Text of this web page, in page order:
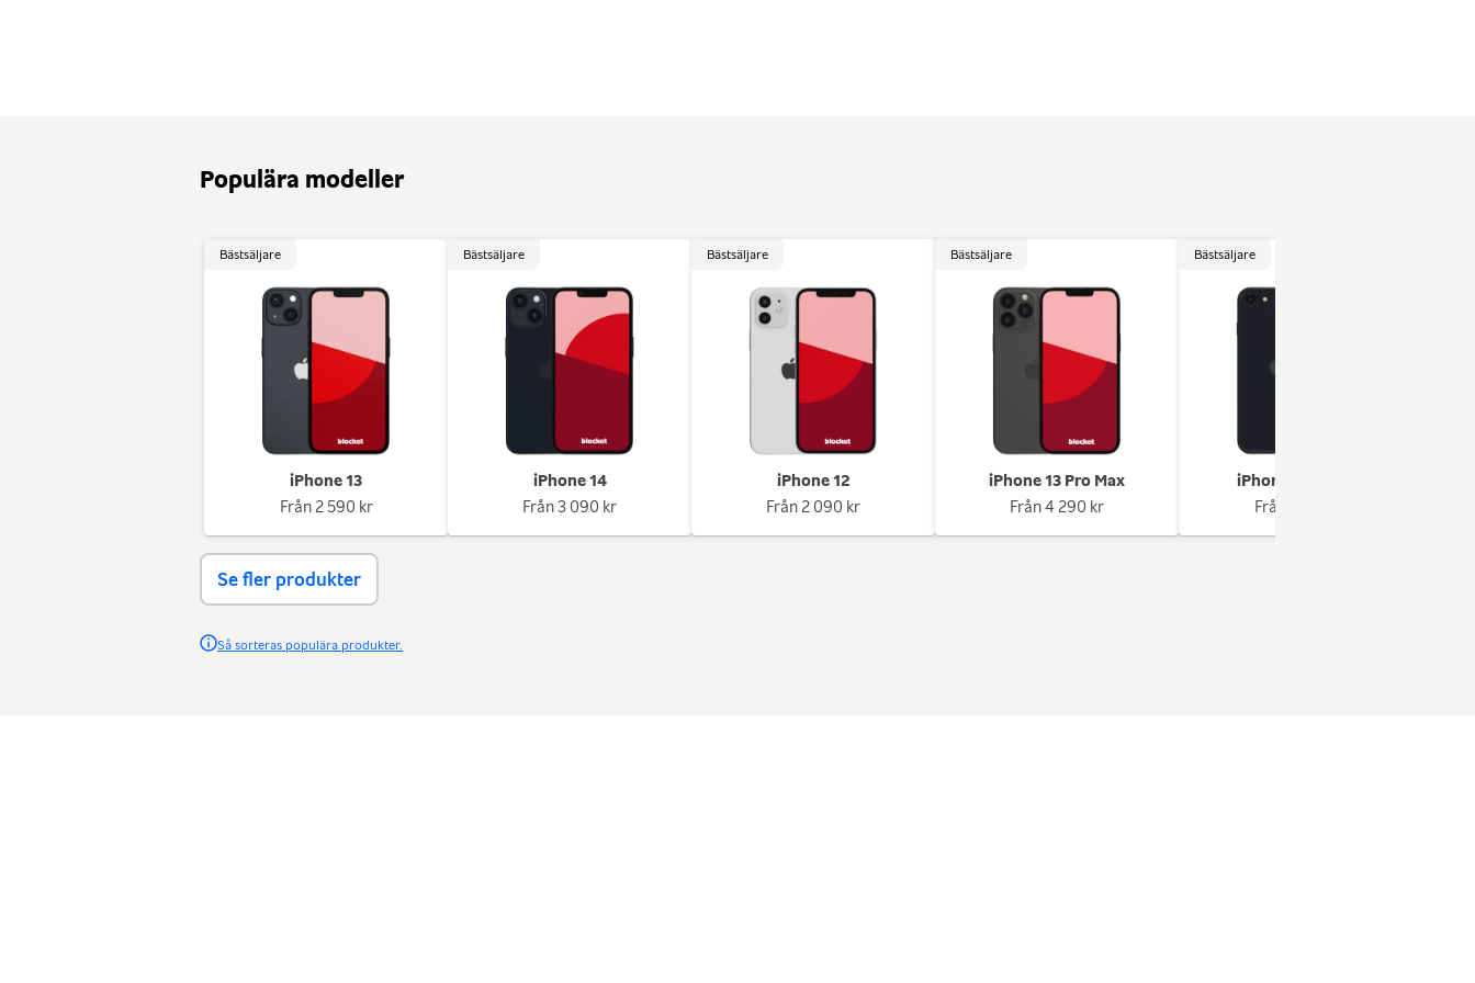
Populära modeller
Bästsäljare
iPhone 13
Från 2 590 kr
Bästsäljare
iPhone 14
Från3 090 kr
Bästsäljare
iPhone 12
Från 2 090 kr
Bästsäljare
iPhone 13 Pro Max
Från4 290 kr
Bästsäljare
iPhone se (2022)
Från
Se fler produkter
Så sorteras populära produkter.